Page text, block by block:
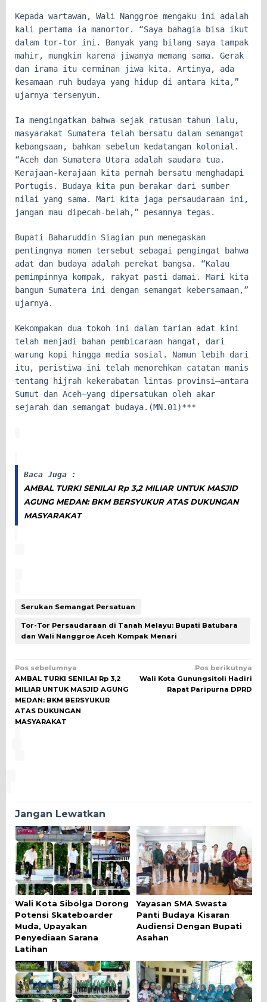
Kepada wartawan, Wali Nanggroe mengaku ini adalah
kali pertama ia manortor. “Saya bahagia bisa ikut
dalam tor-tor ini. Banyak yang bilang saya tampak
mahir, mungkin karena jiwanya memang sama. Gerak
dan irama itu cerminan jiwa kita. Artinya, ada
kesamaan ruh budaya yang hidup di antara kita,”
ujarnya tersenyum.
Ia mengingatkan bahwa sejak ratusan tahun lalu,
masyarakat Sumatera telah bersatu dalam semangat
kebangsaan, bahkan sebelum kedatangan kolonial.
“Aceh dan Sumatera Utara adalah saudara tua.
Kerajaan-kerajaan kita pernah bersatu menghadapi
Portugis. Budaya kita pun berakar dari sumber
nilai yang sama. Mari kita jaga persaudaraan ini,
jangan mau dipecah-belah,” pesannya tegas.
Bupati Baharuddin Siagian pun menegaskan
pentingnya momen tersebut sebagai pengingat bahwa
adat dan budaya adalah perekat bangsa. “Kalau
pemimpinnya kompak, rakyat pasti damai. Mari kita
bangun Sumatera ini dengan semangat kebersamaan,”
ujarnya.
Kekompakan dua tokoh ini dalam tarian adat kini
telah menjadi bahan pembicaraan hangat, dari
warung kopi hingga media sosial. Namun lebih dari
itu, peristiwa ini telah menorehkan catatan manis
tentang hijrah kekerabatan lintas provinsi—antara
Sumut dan Aceh—yang dipersatukan oleh akar
sejarah dan semangat budaya.(MN.01)***
Baca Juga :
AMBAL TURKI SENILAI Rp 3,2 MILIAR UNTUK MASJID
AGUNG MEDAN: BKM BERSYUKUR ATAS DUKUNGAN
MASYARAKAT
Serukan Semangat Persatuan
Tor-Tor Persaudaraan di Tanah Melayu: Bupati Batubara
dan Wali Nanggroe Aceh Kompak Menari
Navigasi
pos
Pos sebelumnya
AMBAL TURKI SENILAI Rp 3,2
MILIAR UNTUK MASJID AGUNG
MEDAN: BKM BERSYUKUR
ATAS DUKUNGAN
MASYARAKAT
Pos berikutnya
Wali Kota Gunungsitoli Hadiri
Rapat Paripurna DPRD
Jangan Lewatkan
Wali Kota Sibolga Dorong
Potensi Skateboarder
Muda, Upayakan
Penyediaan Sarana
Latihan
Yayasan SMA Swasta
Panti Budaya Kisaran
Audiensi Dengan Bupati
Asahan